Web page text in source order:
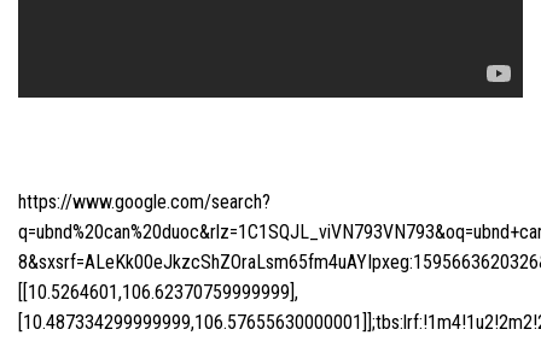
https://www.google.com/search?
[[10.5264601,106.62370759999999],